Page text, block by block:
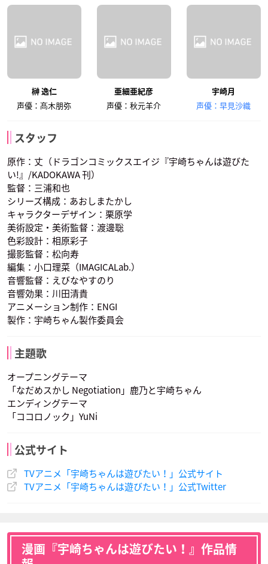
榊 逸仁
声優：髙木朋弥
亜細亜紀彦
声優：秋元羊介
宇崎月
声優：早見沙織
スタッフ
原作：丈（ドラゴンコミックスエイジ『宇崎ちゃんは遊びた
い!』/KADOKAWA 刊）
監督：三浦和也
シリーズ構成：あおしまたかし
キャラクターデザイン：栗原学
美術設定・美術監督：渡邊聡
色彩設計：相原彩子
撮影監督：松向寿
編集：小口理菜（IMAGICALab.）
音響監督：えびなやすのり
音響効果：川田清貴
アニメーション制作：ENGI
製作：宇崎ちゃん製作委員会
主題歌
オープニングテーマ
「なだめスかし Negotiation」鹿乃と宇崎ちゃん
エンディングテーマ
「ココロノック」YuNi
公式サイト
TVアニメ「宇崎ちゃんは遊びたい！」公式サイト
TVアニメ「宇崎ちゃんは遊びたい！」公式Twitter
漫画『宇崎ちゃんは遊びたい！』作品情